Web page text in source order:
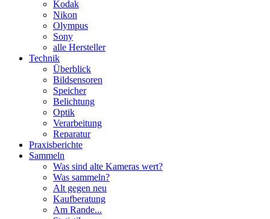
Kodak
Nikon
Olympus
Sony
alle Hersteller
Technik
Überblick
Bildsensoren
Speicher
Belichtung
Optik
Verarbeitung
Reparatur
Praxisberichte
Sammeln
Was sind alte Kameras wert?
Was sammeln?
Alt gegen neu
Kaufberatung
Am Rande...